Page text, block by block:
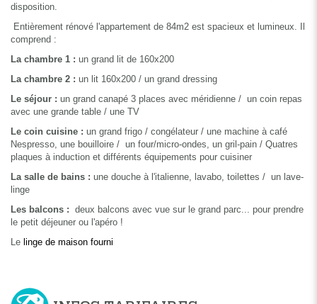
disposition.
Entièrement rénové l'appartement de 84m2 est spacieux et lumineux. Il
comprend :
La chambre 1 : un grand lit de 160x200
La chambre 2 : un lit 160x200 / un grand dressing
Le séjour : un grand canapé 3 places avec méridienne / un coin repas
avec une grande table / une TV
Le coin cuisine : un grand frigo / congélateur / une machine à café
Nespresso, une bouilloire / un four/micro-ondes, un gril-pain / Quatres
plaques à induction et différents équipements pour cuisiner
La salle de bains : une douche à l'italienne, lavabo, toilettes / un lave-
linge
Les balcons : deux balcons avec vue sur le grand parc... pour prendre
le petit déjeuner ou l'apéro !
Le linge de maison fourni